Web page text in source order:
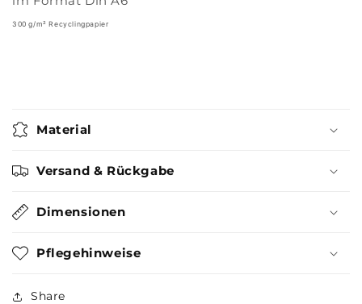
300 g/m² Recyclingpapier
Material
Versand & Rückgabe
Dimensionen
Pflegehinweise
Share